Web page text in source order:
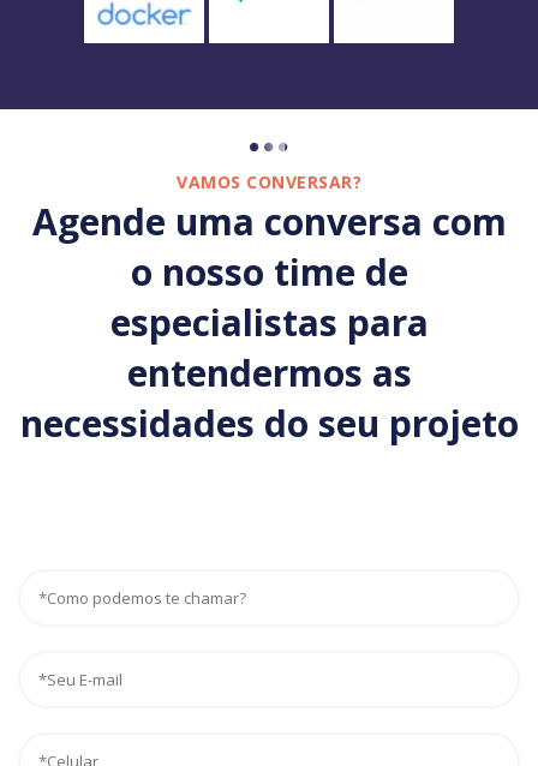
VAMOS CONVERSAR?
Agende uma conversa com
o nosso time de
especialistas para
entendermos as
necessidades do seu projeto